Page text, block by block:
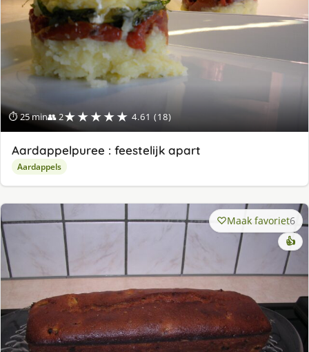
⏱ 25 min👥 2★★★★★ 4.61 (18)
Aardappelpuree : feestelijk apart
Aardappels
Maak favoriet6
👍